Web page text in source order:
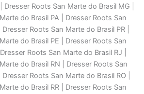
Dresser Roots San Marte do Brasil MG |
do Brasil PA | Dresser Roots San
Roots San Marte do Brasil PR |
do Brasil PE | Dresser Roots San
Roots San Marte do Brasil RJ |
do Brasil RN | Dresser Roots San
Roots San Marte do Brasil RO |
do Brasil RR | Dresser Roots San